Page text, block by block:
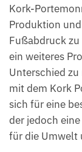
Kork-
Produktion
Fußabdruck
ein weiteres
Unterschied
mit dem Kork
sich für eine
der jedoch
für die Umwelt